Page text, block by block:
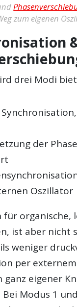
zum eigenen
drei Modi
der
Oszillator
für organische,
ist aber nicht
weniger
per
ganz eigener
Bei Modus 1